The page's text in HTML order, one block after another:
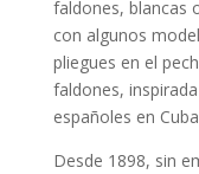
faldones, blancas
con algunos
pliegues en el
faldones,
españoles en
Desde 1898, sin